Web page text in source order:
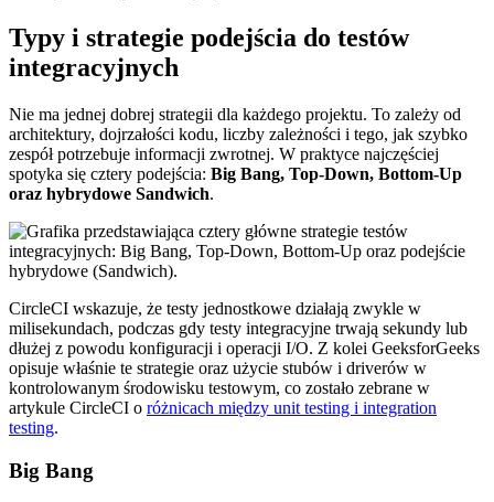
Typy i strategie podejścia do testów
integracyjnych
Nie ma jednej dobrej strategii dla każdego projektu. To zależy od
architektury, dojrzałości kodu, liczby zależności i tego, jak szybko
zespół potrzebuje informacji zwrotnej. W praktyce najczęściej
spotyka się cztery podejścia: Big Bang, Top-Down, Bottom-Up
oraz hybrydowe Sandwich.
CircleCI wskazuje, że testy jednostkowe działają zwykle w
milisekundach, podczas gdy testy integracyjne trwają sekundy lub
dłużej z powodu konfiguracji i operacji I/O. Z kolei GeeksforGeeks
opisuje właśnie te strategie oraz użycie stubów i driverów w
kontrolowanym środowisku testowym, co zostało zebrane w
artykule CircleCI o różnicach między unit testing i integration
testing.
Big Bang